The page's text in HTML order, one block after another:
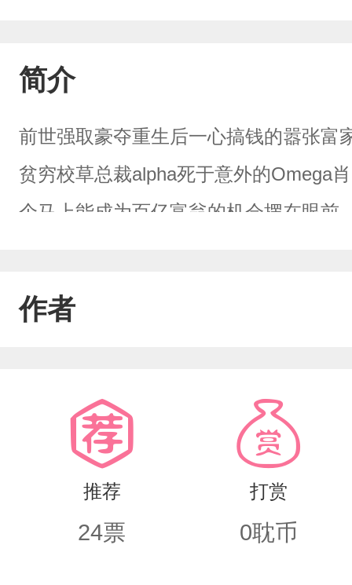
简介
前世强取豪夺重生后一心搞钱的嚣张富
贫穷校草总裁alpha死于意外的Omega
个马上能成为百亿富翁的机会摆在眼前
亦洲：以前老婆信誓旦旦说我比钱更
雅大度实则嫉妒心强心机深沉的A关键
作者
推荐
24票
打赏
0耽币